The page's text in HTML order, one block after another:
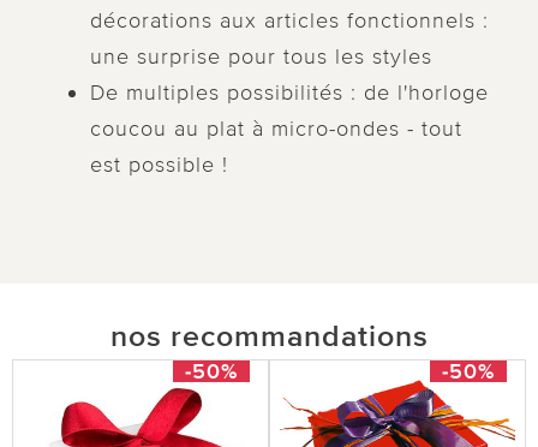
décorations aux articles fonctionnels :
une surprise pour tous les styles
De multiples possibilités : de l'horloge
coucou au plat à micro-ondes - tout
est possible !
nos recommandations
-50% -50%